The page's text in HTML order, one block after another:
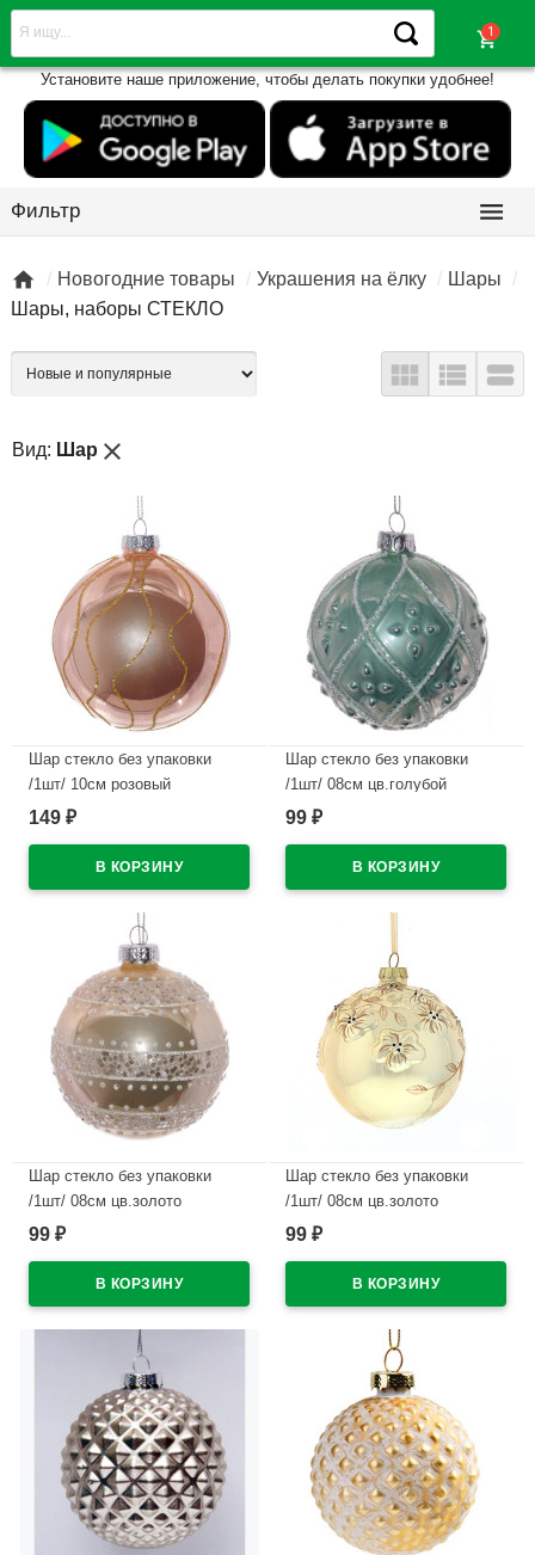
shopping_cart
Установите наше приложение, чтобы делать покупки удобнее!
Фильтр 
 Новогодние товары Украшения на ёлку
Шары
Шары, наборы СТЕКЛО
  
Вид: Шар close
Шар стекло без упаковки
/1шт/ 10см розовый
арт.721629
149 ₽
Шар стекло без упаковки
/1шт/ 08см цв.голубой
арт.721372
99 ₽
Шар стекло без упаковки
/1шт/ 08см цв.золото
арт.721288
99 ₽
Шар стекло без упаковки
/1шт/ 08см цв.золото
арт.745237
99 ₽